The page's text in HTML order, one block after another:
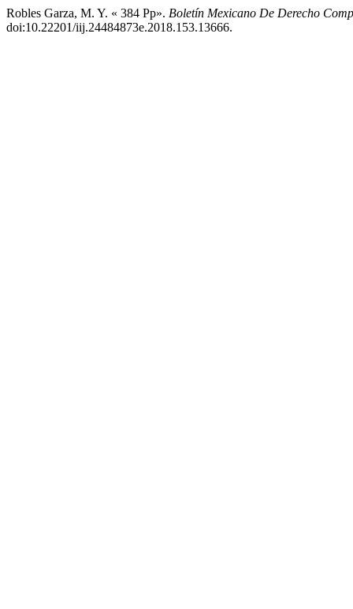
Robles Garza, M. Y. « 384 Pp». Boletín Mexicano De Derecho
doi:10.22201/iij.24484873e.2018.153.13666.